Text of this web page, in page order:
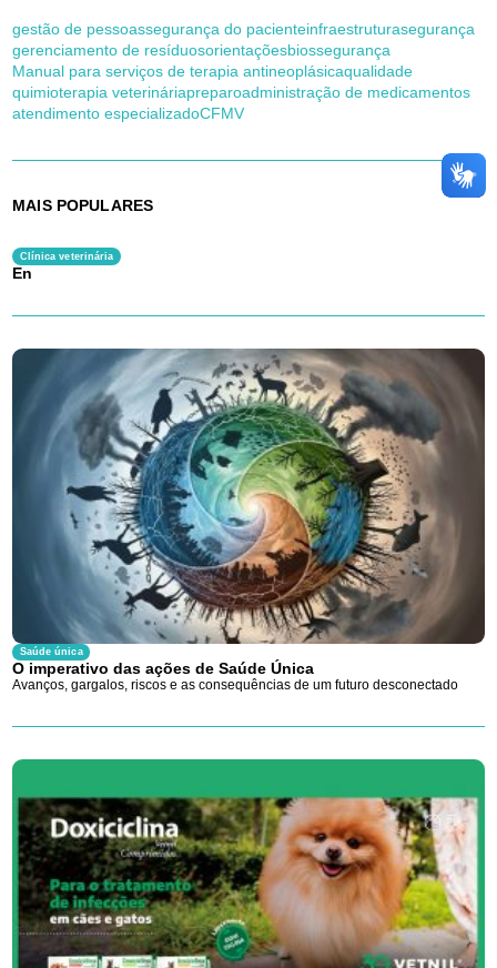
gestão de pessoassegurança do pacienteinfraestruturasegurança
gerenciamento de resíduosorientaçõesbiossegurança
Manual para serviços de terapia antineoplásicaqualidade
quimioterapia veterináriapreparoadministração de medicamentos
atendimento especializadoCFMV
MAIS POPULARES
Clínica veterinária
En
Saúde única
O imperativo das ações de Saúde Única
Avanços, gargalos, riscos e as consequências de um futuro desconectado